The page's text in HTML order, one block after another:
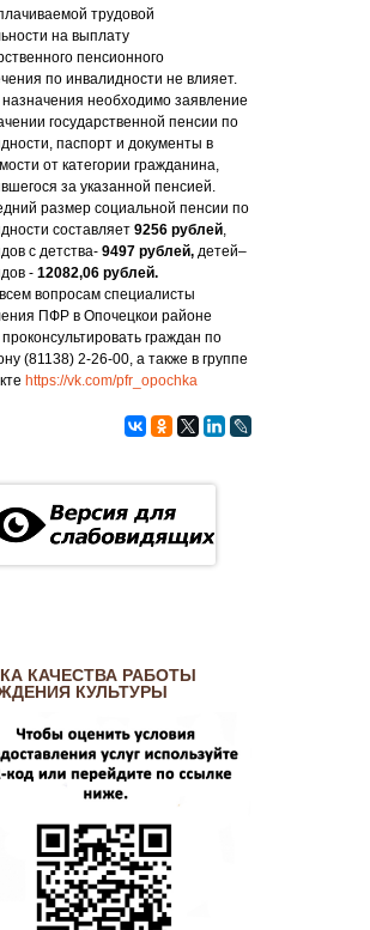
трудовой
на выплату
пенсионного
по инвалидности не влияет.
необходимо заявление
государственной пенсии по
паспорт и документы в
от категории гражданина,
за указанной пенсией.
размер социальной пенсии по
составляет 9256 рублей,
с детства- 9497 рублей, детей–
- 12082,06 рублей.
вопросам специалисты
ПФР в Опочецкои районе
граждан по
(81138) 2-26-00, а также в группе
https://vk.com/pfr_opochka
КАЧЕСТВА РАБОТЫ
КУЛЬТУРЫ